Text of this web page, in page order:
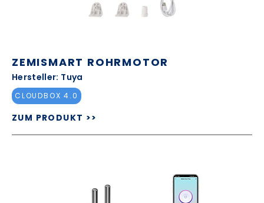
ZEMISMART ROHRMOTOR
Hersteller: Tuya
CLOUDBOX 4.0
ZUM PRODUKT >>